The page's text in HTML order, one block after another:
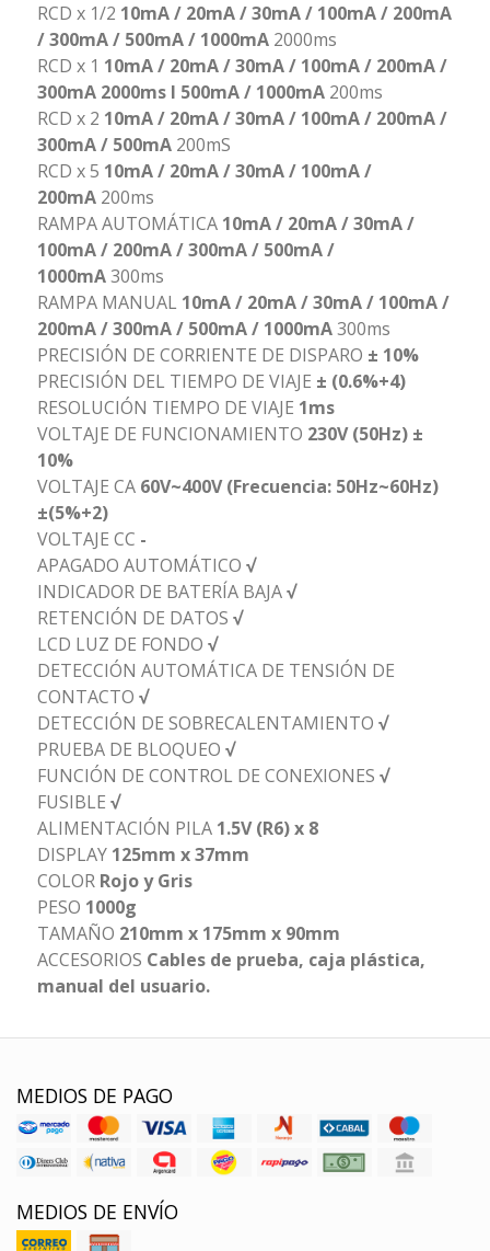
RCD x 1/2 10mA / 20mA / 30mA / 100mA / 200mA
/ 300mA / 500mA / 1000mA2000ms
RCD x 1 10mA / 20mA / 30mA / 100mA / 200mA /
300mA 2000ms I 500mA / 1000mA200ms
RCD x 2 10mA / 20mA / 30mA / 100mA / 200mA /
300mA / 500mA200mS
RCD x 5 10mA / 20mA / 30mA / 100mA /
200mA200ms
RAMPA AUTOMÁTICA10mA / 20mA / 30mA /
100mA / 200mA / 300mA / 500mA /
1000mA300ms
RAMPA MANUAL 10mA / 20mA / 30mA / 100mA /
200mA / 300mA / 500mA / 1000mA300ms
PRECISIÓN DE CORRIENTE DE DISPARO ± 10%
PRECISIÓN DEL TIEMPO DE VIAJE ± (0.6%+4)
RESOLUCIÓN TIEMPO DE VIAJE 1ms
VOLTAJE DE FUNCIONAMIENTO 230V (50Hz) ±
10%
VOLTAJE CA60V~400V (Frecuencia: 50Hz~60Hz)
±(5%+2)
VOLTAJE CC -
APAGADO AUTOMÁTICO √
INDICADOR DE BATERÍA BAJA√
RETENCIÓN DE DATOS √
LCD LUZ DE FONDO √
DETECCIÓN AUTOMÁTICA DE TENSIÓN DE
CONTACTO √
DETECCIÓN DE SOBRECALENTAMIENTO √
PRUEBA DE BLOQUEO √
FUNCIÓN DE CONTROL DE CONEXIONES √
FUSIBLE √
ALIMENTACIÓN PILA 1.5V (R6) x 8
DISPLAY 125mm x 37mm
COLOR Rojo y Gris
PESO 1000g
TAMAÑO 210mm x 175mm x 90mm
ACCESORIOS Cables de prueba, caja plástica,
manual del usuario.
MEDIOS DE PAGO
MEDIOS DE ENVÍO